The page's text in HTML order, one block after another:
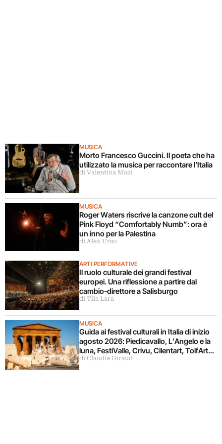
MUSICA
Morto Francesco Guccini. Il poeta che ha
utilizzato la musica per raccontare l’Italia
di Valentina Muzi
MUSICA
Roger Waters riscrive la canzone cult del
Pink Floyd “Comfortably Numb”: ora è
un inno per la Palestina
di Alex Urso
ARTI PERFORMATIVE
Il ruolo culturale dei grandi festival
europei. Una riflessione a partire dal
cambio-direttore a Salisburgo
di Tila Lara
MUSICA
Guida ai festival culturali in Italia di inizio
agosto 2026: Piedicavallo, L’Angelo e la
luna, FestiValle, Crivu, Cilentart, TolfArte,
Pietrasanta è Ceramica
di Claudia Giraud